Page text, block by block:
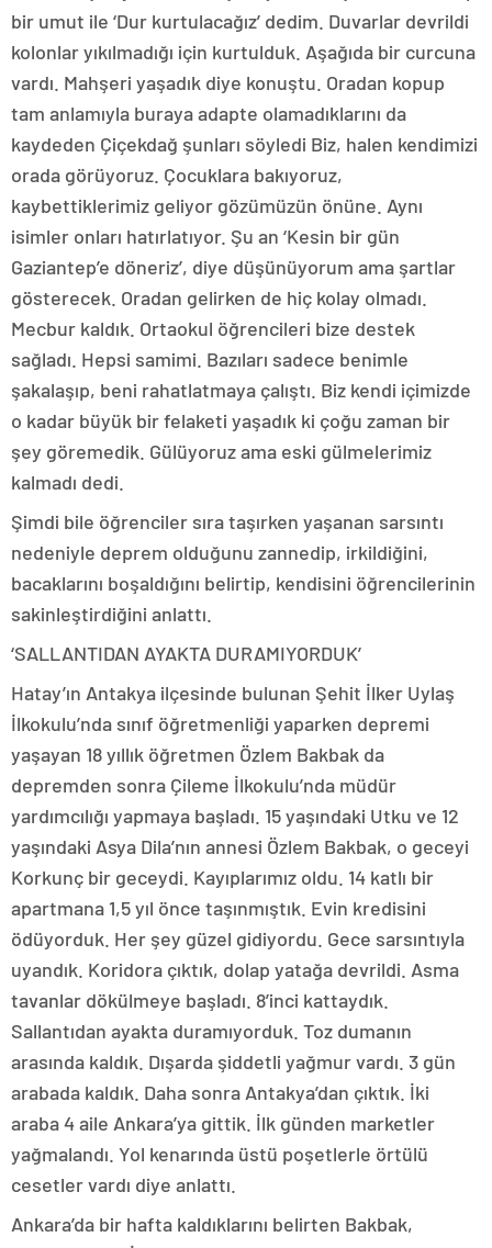
bir umut ile ‘Dur kurtulacağız’ dedim. Duvarlar devrildi
kolonlar yıkılmadığı için kurtulduk. Aşağıda bir curcuna
vardı. Mahşeri yaşadık diye konuştu. Oradan kopup
tam anlamıyla buraya adapte olamadıklarını da
kaydeden Çiçekdağ şunları söyledi Biz, halen kendimizi
orada görüyoruz. Çocuklara bakıyoruz,
kaybettiklerimiz geliyor gözümüzün önüne. Aynı
isimler onları hatırlatıyor. Şu an ‘Kesin bir gün
Gaziantep’e döneriz’, diye düşünüyorum ama şartlar
gösterecek. Oradan gelirken de hiç kolay olmadı.
Mecbur kaldık. Ortaokul öğrencileri bize destek
sağladı. Hepsi samimi. Bazıları sadece benimle
şakalaşıp, beni rahatlatmaya çalıştı. Biz kendi içimizde
o kadar büyük bir felaketi yaşadık ki çoğu zaman bir
şey göremedik. Gülüyoruz ama eski gülmelerimiz
kalmadı dedi.
Şimdi bile öğrenciler sıra taşırken yaşanan sarsıntı
nedeniyle deprem olduğunu zannedip, irkildiğini,
bacaklarını boşaldığını belirtip, kendisini öğrencilerinin
sakinleştirdiğini anlattı.
‘SALLANTIDAN AYAKTA DURAMIYORDUK’
Hatay’ın Antakya ilçesinde bulunan Şehit İlker Uylaş
İlkokulu’nda sınıf öğretmenliği yaparken depremi
yaşayan 18 yıllık öğretmen Özlem Bakbak da
depremden sonra Çileme İlkokulu’nda müdür
yardımcılığı yapmaya başladı. 15 yaşındaki Utku ve 12
yaşındaki Asya Dila’nın annesi Özlem Bakbak, o geceyi
Korkunç bir geceydi. Kayıplarımız oldu. 14 katlı bir
apartmana 1,5 yıl önce taşınmıştık. Evin kredisini
ödüyorduk. Her şey güzel gidiyordu. Gece sarsıntıyla
uyandık. Koridora çıktık, dolap yatağa devrildi. Asma
tavanlar dökülmeye başladı. 8’inci kattaydık.
Sallantıdan ayakta duramıyorduk. Toz dumanın
arasında kaldık. Dışarda şiddetli yağmur vardı. 3 gün
arabada kaldık. Daha sonra Antakya’dan çıktık. İki
araba 4 aile Ankara’ya gittik. İlk günden marketler
yağmalandı. Yol kenarında üstü poşetlerle örtülü
cesetler vardı diye anlattı.
Ankara’da bir hafta kaldıklarını belirten Bakbak,